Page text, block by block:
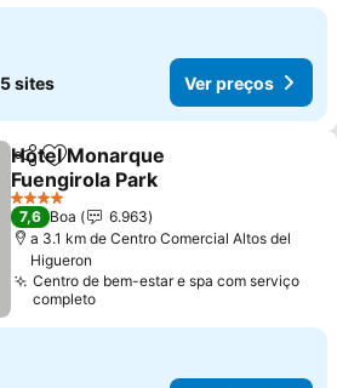
5 sites Ver preços
PartilharAdicionar aos favoritos
Hotel Monarque
Fuengirola Park
4 Estrelas
7,6 Boa
6.963
a 3.1 km de Centro Comercial Altos del
Higueron
Centro de bem-estar e spa com serviço
completo